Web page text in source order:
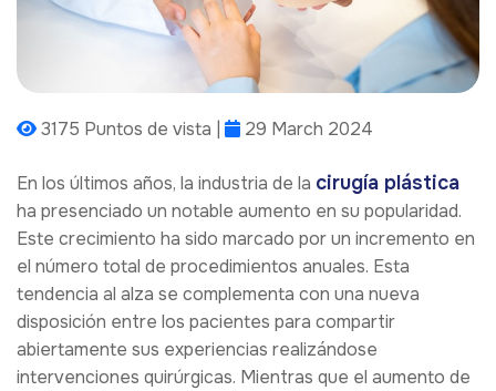
3175 Puntos de vista | 29 March 2024
En los últimos años, la industria de la cirugía plástica
ha presenciado un notable aumento en su popularidad.
Este crecimiento ha sido marcado por un incremento en
el número total de procedimientos anuales. Esta
tendencia al alza se complementa con una nueva
disposición entre los pacientes para compartir
abiertamente sus experiencias realizándose
intervenciones quirúrgicas. Mientras que el aumento de